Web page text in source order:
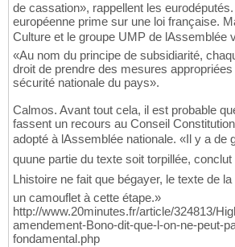
de cassation», rappellent les
européenne prime sur une loi française.
Culture et le groupe UMP de lAssemblée
«Au nom du principe de subsidiarité,
droit de prendre des mesures
sécurité nationale du pays».
Calmos. Avant tout cela, il est probable
fassent un recours au Conseil
adopté à lAssemblée nationale. «Il y a de
quune partie du texte soit torpillée,
Lhistoire ne fait que bégayer, le texte de
un camouflet à cette étape.»
http://www.20minutes.fr/article/324813/
amendement-Bono-dit-que-l-on-ne-peut-
fondamental.php